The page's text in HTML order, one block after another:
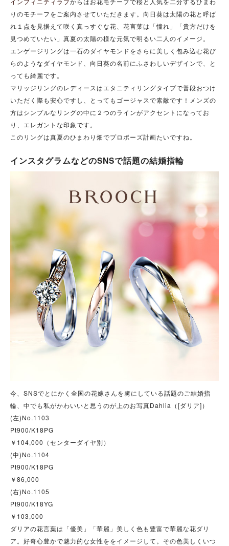
りのモチーフをご案内させていただきます。向日葵は太陽の花と呼ば
れ１点を見据えて咲く真っすぐな花、花言葉は「憧れ」「貴方だけを
見つめていたい」真夏の太陽の様な元気で明るい二人のイメージ。
エンゲージリングは一石のダイヤモンドをさらに美しく包み込む花び
らのようなダイヤモンド、向日葵の名前にふさわしいデザインで、と
っても綺麗です。
マリッジリングのレディースはエタニティリングタイプで普段おつけ
いただく際も安心ですし、とってもゴージャスで素敵です！メンズの
方はシンプルなリングの中に２つのラインがアクセントになってお
り、エレガントな印象です。
このリングは真夏のひまわり畑でプロポーズ計画たいですね。
インスタグラムなどのSNSで話題の結婚指輪
今、SNSでとにかく全国の花嫁さんを虜にしている話題のご結婚指
輪、中でも私がかわいいと思うのが上のお写真Dahlia（[ダリア]）
(左)No.1103
Pt900/K18PG
￥104,000（センターダイヤ別）
(中)No.1104
Pt900/K18PG
￥86,000
(右)No.1105
Pt900/K18YG
￥103,000
ダリアの花言葉は「優美」「華麗」美しく色も豊富で華麗な花ダリ
ア。好奇心豊かで魅力的な女性ををイメージして。その色美しくいつ